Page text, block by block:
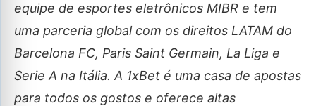
equipe de esportes eletrônicos MIBR e tem
uma parceria global com os direitos LATAM do
Barcelona FC, Paris Saint Germain, La Liga e
Serie A na Itália. A 1xBet é uma casa de apostas
para todos os gostos e oferece altas